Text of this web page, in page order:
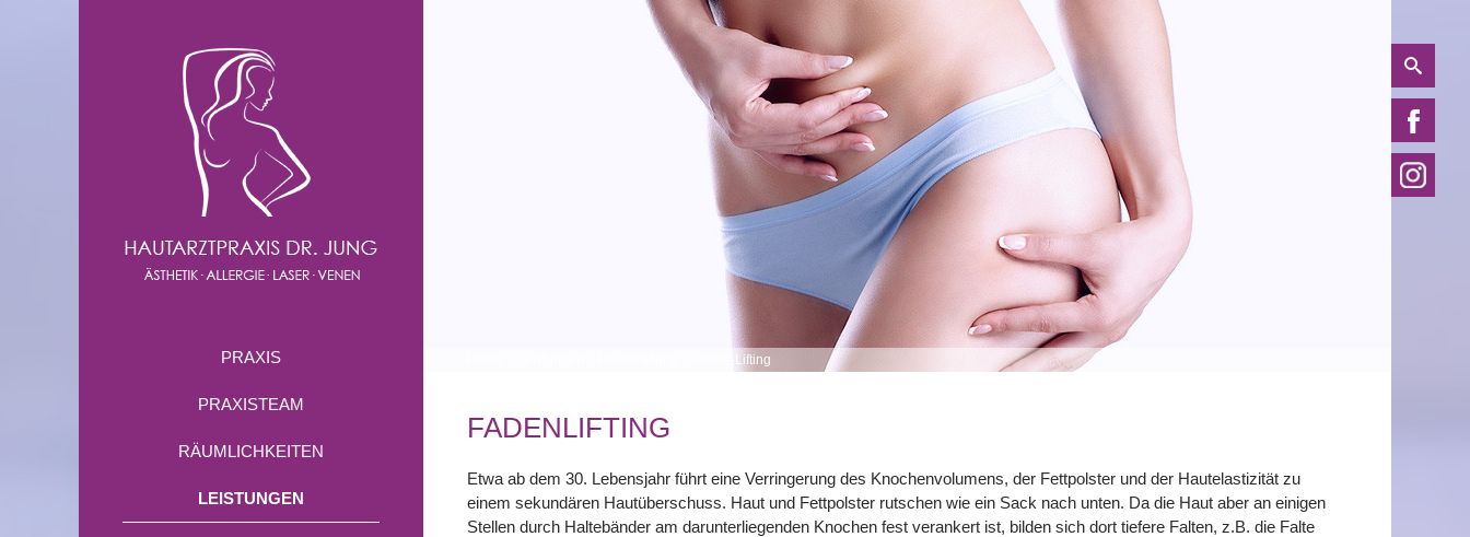
PRAXIS
PRAXISTEAM
RÄUMLICHKEITEN
LEISTUNGEN
Faden-Lifting
FADENLIFTING
Etwa ab dem 30. Lebensjahr führt eine Verringerung des Knochenvolumens, der Fettpolster und der Hautelastizität zu
einem sekundären Hautüberschuss. Haut und Fettpolster rutschen wie ein Sack nach unten. Da die Haut aber an einigen
Stellen durch Haltebänder am darunterliegenden Knochen fest verankert ist, bilden sich dort tiefere Falten, z.B. die Falte